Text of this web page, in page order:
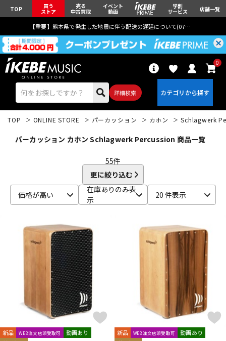
TOP 買う
ストア
売る
中古買取
イベント
動画
学割
サービス 店舗一覧
【重要】熊本県で発生した地震に伴う配送の遅延について(07月29日
詳細検索
0
ドラム パーカッション
キーボード
TOP ONLINE STORE パーカッション カホン Schlagwerk
パーカッション カホン Schlagwerk Percussion 商品一覧
55件
更に絞り込む
価格が高い
在庫ありのみ表
示
20 件表示
新品 WEB注文店頭受取可
動画あり
新品 WEB注文店頭受取可
動画あり